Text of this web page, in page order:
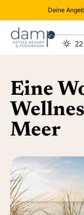
Deine
22
Eine
Meer